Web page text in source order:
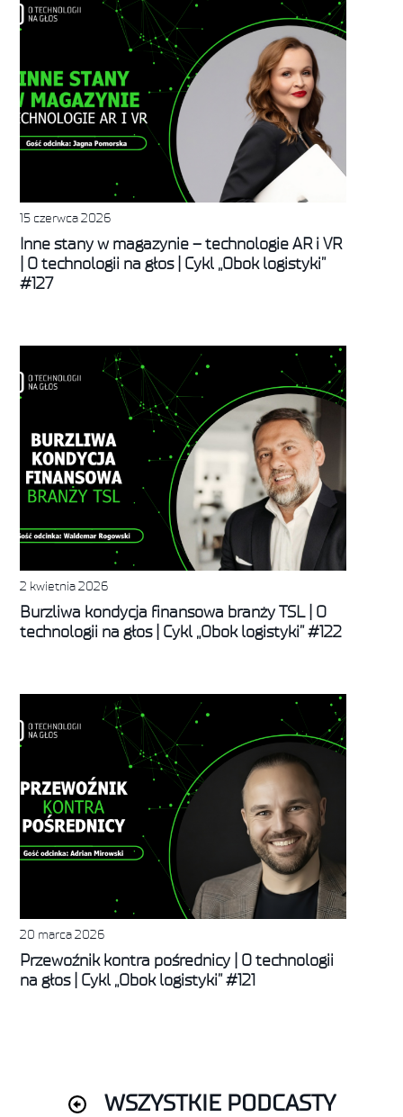
15 czerwca 2026
Inne stany w magazynie – technologie AR i VR
| O technologii na głos | Cykl „Obok logistyki”
#127
2 kwietnia 2026
Burzliwa kondycja finansowa branży TSL | O
technologii na głos | Cykl „Obok logistyki” #122
20 marca 2026
Przewoźnik kontra pośrednicy | O technologii
na głos | Cykl „Obok logistyki” #121
WSZYSTKIE PODCASTY